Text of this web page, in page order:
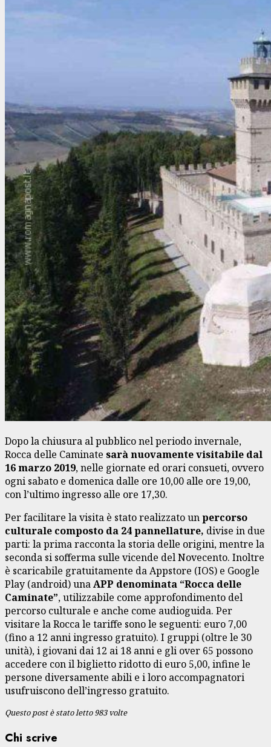
Dopo la chiusura al pubblico nel periodo invernale,
Rocca delle Caminate sarà nuovamente visitabile dal
16 marzo 2019, nelle giornate ed orari consueti, ovvero
ogni sabato e domenica dalle ore 10,00 alle ore 19,00,
con l’ultimo ingresso alle ore 17,30.
Per facilitare la visita è stato realizzato unpercorso
culturale composto da 24 pannellature, divise in due
parti: la prima racconta la storia delle origini, mentre la
seconda si sofferma sulle vicende del Novecento. Inoltre
è scaricabile gratuitamente da Appstore (IOS) e Google
Play (android) unaAPP denominata “Rocca delle
Caminate”, utilizzabile come approfondimento del
percorso culturale e anche come audioguida. Per
visitare la Rocca le tariffe sono le seguenti: euro 7,00
(fino a 12 anni ingresso gratuito). I gruppi (oltre le 30
unità), i giovani dai 12 ai 18 anni e gli over 65 possono
accedere con il biglietto ridotto di euro 5,00, infine le
persone diversamente abili e i loro accompagnatori
usufruiscono dell’ingresso gratuito.
Questo post è stato letto 983 volte
Chi scrive